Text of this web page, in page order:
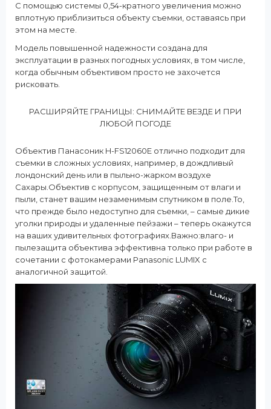
С помощью системы 0,54-кратного увеличения можно
вплотную приблизиться объекту съемки, оставаясь при
этом на месте.
Модель повышенной надежности создана для
эксплуатации в разных погодных условиях, в том числе,
когда обычным объективом просто не захочется
рисковать.
РАСШИРЯЙТЕ ГРАНИЦЫ: СНИМАЙТЕ ВЕЗДЕ И ПРИ
ЛЮБОЙ ПОГОДЕ
Объектив Панасоник H-FS12060E отлично подходит для
съемки в сложных условиях, например, в дождливый
лондонский день или в пыльно-жарком воздухе
Сахары.Объектив с корпусом, защищенным от влаги и
пыли, станет вашим незаменимым спутником в поле.То,
что прежде было недоступно для съемки, – самые дикие
уголки природы и удаленные пейзажи – теперь окажутся
на ваших удивительных фотографиях.Важно:влаго- и
пылезащита объектива эффективна только при работе в
сочетании с фотокамерами Panasonic LUMIX с
аналогичной защитой.